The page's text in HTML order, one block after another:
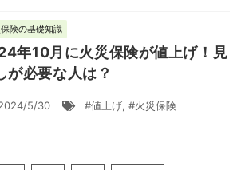
険の基礎知識
年10月に火災保険が値上げ！見
が必要な人は？
5/30 #値上げ, #火災保険